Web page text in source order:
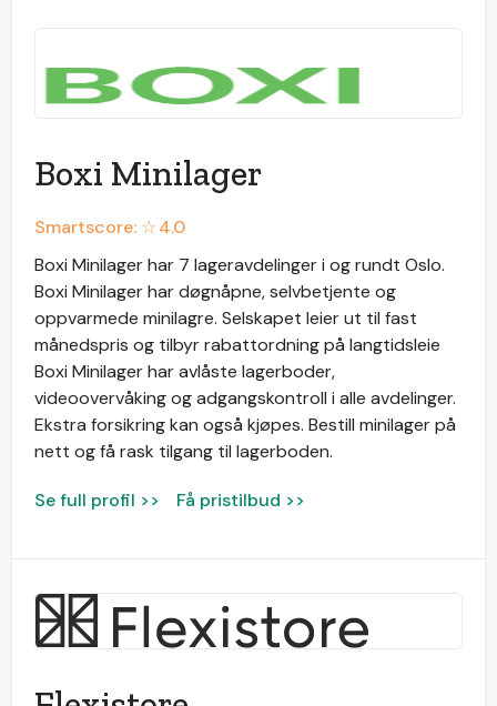
Boxi Minilager
Smartscore: ☆4.0
Boxi Minilager har 7 lageravdelinger i og rundt Oslo.
Boxi Minilager har døgnåpne, selvbetjente og
oppvarmede minilagre. Selskapet leier ut til fast
månedspris og tilbyr rabattordning på langtidsleie
Boxi Minilager har avlåste lagerboder,
videoovervåking og adgangskontroll i alle avdelinger.
Ekstra forsikring kan også kjøpes. Bestill minilager på
nett og få rask tilgang til lagerboden.
Se full profil >> Få pristilbud >>